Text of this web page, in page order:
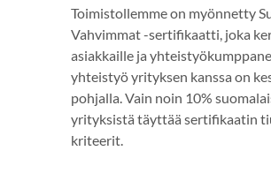
Toimistollemme on myönnetty
Vahvimmat -sertifikaatti, joka
asiakkaille ja
yhteistyö yrityksen kanssa on
pohjalla. Vain noin 10%
yrityksistä täyttää sertifikaatin
kriteerit.